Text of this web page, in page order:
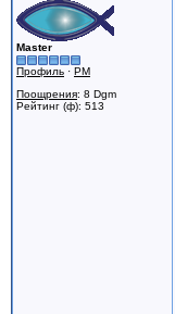
Master
Профиль · PM
Поощрения: 8 Dgm
Рейтинг (ф): 513